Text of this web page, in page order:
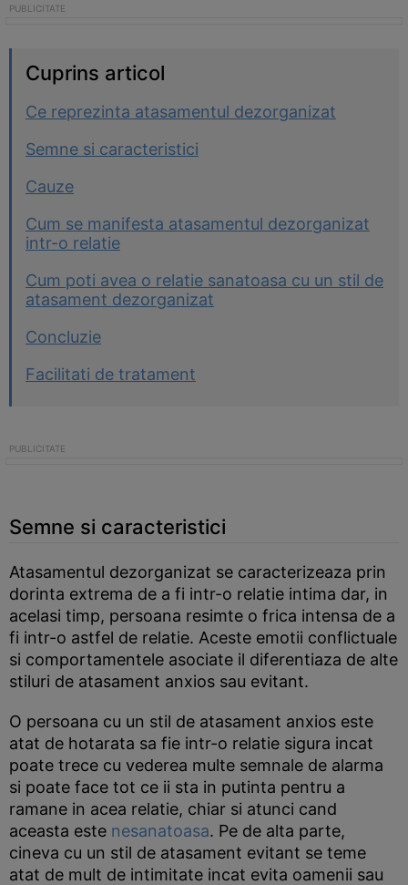
Cuprins articol
Ce reprezinta atasamentul dezorganizat
Semne si caracteristici
Cauze
Cum se manifesta atasamentul dezorganizat
intr-o relatie
Cum poti avea o relatie sanatoasa cu un stil de
atasament dezorganizat
Concluzie
Facilitati de tratament
Semne si caracteristici
Atasamentul dezorganizat se caracterizeaza prin
dorinta extrema de a fi intr-o relatie intima dar, in
acelasi timp, persoana resimte o frica intensa de a
fi intr-o astfel de relatie. Aceste emotii conflictuale
si comportamentele asociate il diferentiaza de alte
stiluri de atasament anxios sau evitant.
O persoana cu un stil de atasament anxios este
atat de hotarata sa fie intr-o relatie sigura incat
poate trece cu vederea multe semnale de alarma
si poate face tot ce ii sta in putinta pentru a
ramane in acea relatie, chiar si atunci cand
aceasta este nesanatoasa. Pe de alta parte,
cineva cu un stil de atasament evitant se teme
atat de mult de intimitate incat evita oamenii sau